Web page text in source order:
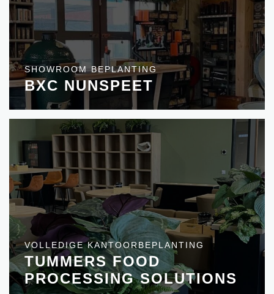
SHOWROOM BEPLANTING
BXC NUNSPEET
VOLLEDIGE KANTOORBEPLANTING
TUMMERS FOOD
PROCESSING SOLUTIONS